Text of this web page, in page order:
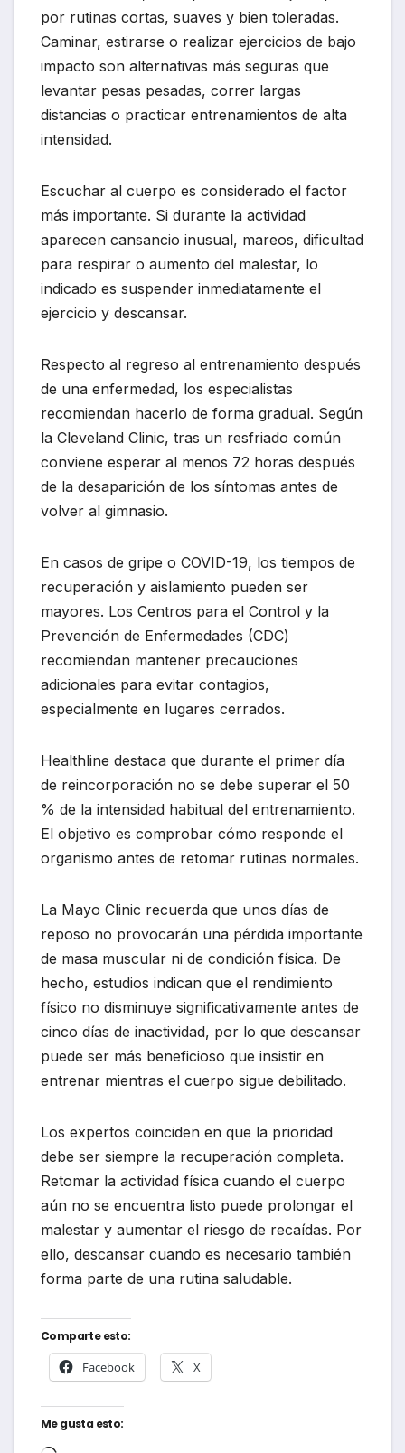
por rutinas cortas, suaves y bien toleradas.
Caminar, estirarse o realizar ejercicios de bajo
impacto son alternativas más seguras que
levantar pesas pesadas, correr largas
distancias o practicar entrenamientos de alta
intensidad.
Escuchar al cuerpo es considerado el factor
más importante. Si durante la actividad
aparecen cansancio inusual, mareos, dificultad
para respirar o aumento del malestar, lo
indicado es suspender inmediatamente el
ejercicio y descansar.
Respecto al regreso al entrenamiento después
de una enfermedad, los especialistas
recomiendan hacerlo de forma gradual. Según
la Cleveland Clinic, tras un resfriado común
conviene esperar al menos 72 horas después
de la desaparición de los síntomas antes de
volver al gimnasio.
En casos de gripe o COVID-19, los tiempos de
recuperación y aislamiento pueden ser
mayores. Los Centros para el Control y la
Prevención de Enfermedades (CDC)
recomiendan mantener precauciones
adicionales para evitar contagios,
especialmente en lugares cerrados.
Healthline destaca que durante el primer día
de reincorporación no se debe superar el 50
% de la intensidad habitual del entrenamiento.
El objetivo es comprobar cómo responde el
organismo antes de retomar rutinas normales.
La Mayo Clinic recuerda que unos días de
reposo no provocarán una pérdida importante
de masa muscular ni de condición física. De
hecho, estudios indican que el rendimiento
físico no disminuye significativamente antes de
cinco días de inactividad, por lo que descansar
puede ser más beneficioso que insistir en
entrenar mientras el cuerpo sigue debilitado.
Los expertos coinciden en que la prioridad
debe ser siempre la recuperación completa.
Retomar la actividad física cuando el cuerpo
aún no se encuentra listo puede prolongar el
malestar y aumentar el riesgo de recaídas. Por
ello, descansar cuando es necesario también
forma parte de una rutina saludable.
Comparte esto:
Facebook X
Me gusta esto: